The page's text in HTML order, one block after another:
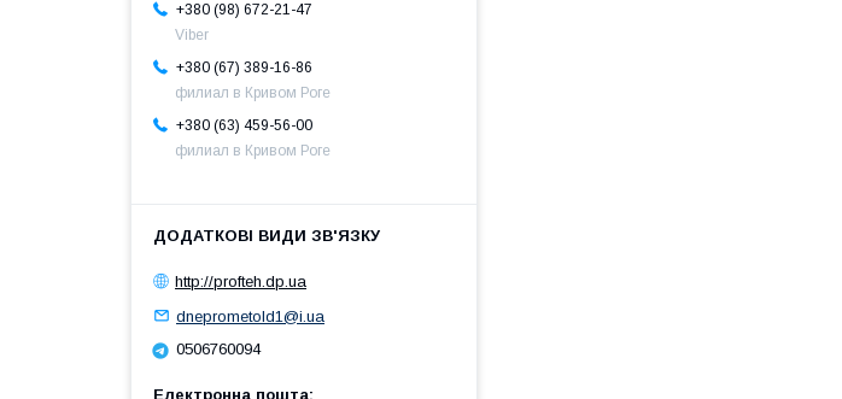
+380 (98) 672-21-47
Viber
+380 (67) 389-16-86
филиал в Кривом Роге
+380 (63) 459-56-00
филиал в Кривом Роге
http://profteh.dp.ua
dneprometold1@i.ua
0506760094
Електронна пошта